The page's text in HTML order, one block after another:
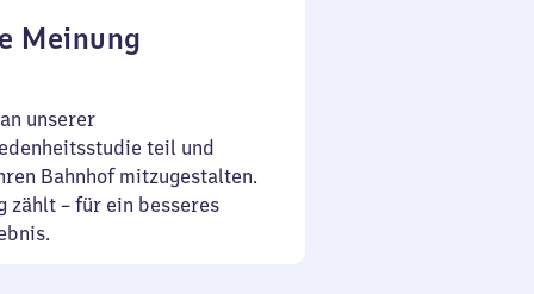
Meinung
unserer
teil und
Bahnhof mitzugestalten.
zählt – für ein besseres